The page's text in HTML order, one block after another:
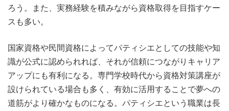
ろう。また、実務経験を積みながら資格取得を目指すケー
スも多い。
国家資格や民間資格によってパティシエとしての技能や知
識が公式に認められれば、それが信頼につながりキャリア
アップにも有利になる。専門学校時代から資格対策講座が
設けられている場合も多く、有効に活用することで夢への
道筋がより確かなものになる。パティシエという職業は長